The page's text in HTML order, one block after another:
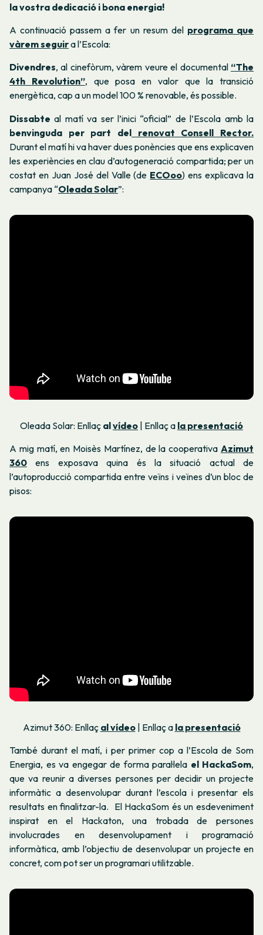
la vostra dedicació i bona energia!
A continuació passem a fer un resum del programa que
vàrem seguira l’Escola:
Divendres, al cinefòrum, vàrem veure el documental “The
4th Revolution”, que posa en valor que la transició
energètica, cap a un model 100 % renovable, és possible.
Dissabte al matí va ser l’inici “oficial” de l’Escola amb la
benvinguda per part del renovat Consell Rector.
Durant el matí hi va haver dues ponències que ens explicaven
les experiències en clau d’autogeneració compartida; per un
costat en Juan José del Valle (de ECOoo) ens explicava la
campanya “Oleada Solar”:
Oleada Solar: Enllaç alvídeo | Enllaç a la presentació
A mig matí, en Moisès Martínez, de la cooperativa Azimut
360 ens exposava quina és la situació actual de
l’autoproducció compartida entre veïns i veïnes d’un bloc de
pisos:
Azimut 360: Enllaç al vídeo| Enllaç a la presentació
També durant el matí, i per primer cop a l’Escola de Som
Energia, es va engegar de forma paral·lela el HackaSom,
que va reunir a diverses persones per decidir un projecte
informàtic a desenvolupar durant l’escola i presentar els
resultats en finalitzar-la. El HackaSom és un esdeveniment
inspirat en el Hackaton, una trobada de persones
involucrades en desenvolupament i programació
informàtica, amb l’objectiu de desenvolupar un projecte en
concret, com pot ser un programari utilitzable.